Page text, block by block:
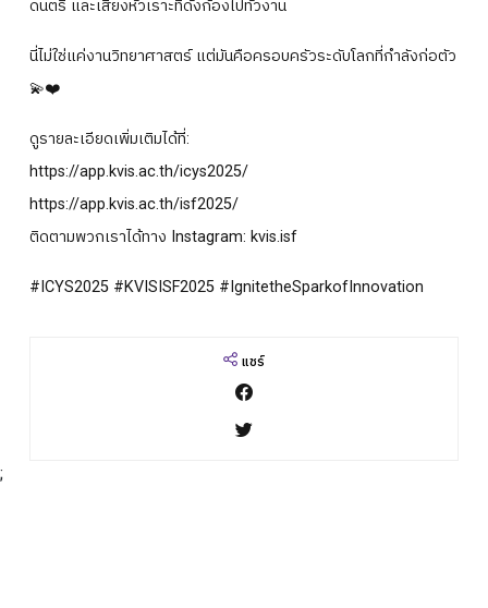
ดนตรี และเสียงหัวเราะที่ดังก้องไปทั่วงาน
นี่ไม่ใช่แค่งานวิทยาศาสตร์ แต่มันคือครอบครัวระดับโลกที่กำลังก่อตัว
💫❤️
ดูรายละเอียดเพิ่มเติมได้ที่:
https://app.kvis.ac.th/icys2025/
https://app.kvis.ac.th/isf2025/
ติดตามพวกเราได้ทาง Instagram: kvis.isf
#ICYS2025 #KVISISF2025 #IgnitetheSparkofInnovation
แชร์
;